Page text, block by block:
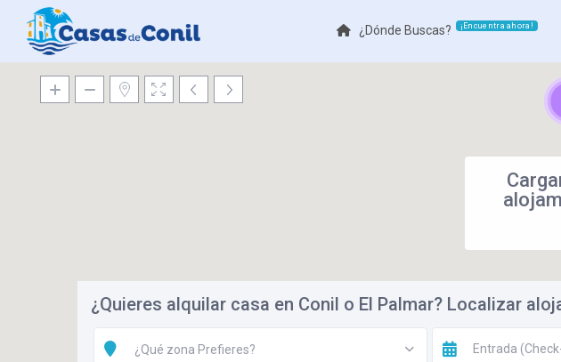
¿Dónde Buscas? ¡Encuentra ahora!
¿Quieres alquilar casa en Conil o El Palmar? Localizar
¿Qué zona Prefieres?